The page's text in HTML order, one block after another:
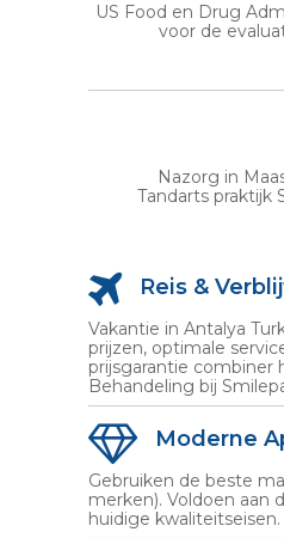
US Food en Drug
voor de
Nazorg in
Tandarts praktijk
Reis &
Vakantie in Antalya
prijzen, optimale
prijsgarantie
Behandeling bij
Moderne
Gebruiken de beste
merken). Voldoen aan
huidige kwaliteitseisen.